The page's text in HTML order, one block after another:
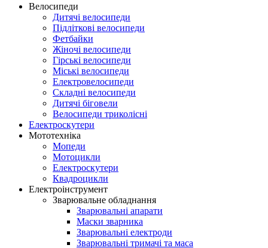
Велосипеди
Дитячі велосипеди
Підліткові велосипеди
Фетбайки
Жіночі велосипеди
Гірські велосипеди
Міські велосипеди
Електровелосипеди
Складні велосипеди
Дитячі біговели
Велосипеди триколісні
Електроскутери
Мототехніка
Мопеди
Мотоцикли
Електроскутери
Квадроцикли
Електроінструмент
Зварювальне обладнання
Зварювальні апарати
Маски зварника
Зварювальні електроди
Зварювальні тримачі та маса